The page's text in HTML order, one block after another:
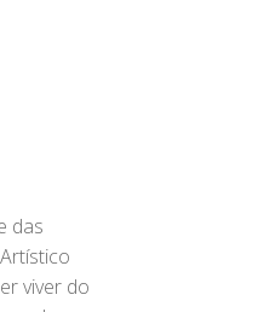
das
viver do